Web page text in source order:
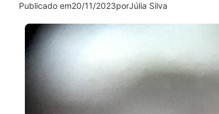
Publicado em20/11/2023porJúlia Silva